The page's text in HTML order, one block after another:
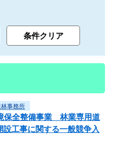
事務所
保全整備事業 林業専用道
工事に関する一般競争入